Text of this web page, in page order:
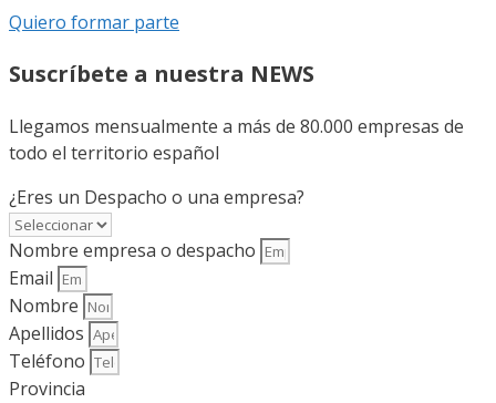
Quiero formar parte
Suscríbete a nuestra NEWS
Llegamos mensualmente a más de 80.000 empresas de
todo el territorio español
¿Eres un Despacho o una empresa?
Nombre empresa o despacho
Email
Nombre
Apellidos
Teléfono
Provincia